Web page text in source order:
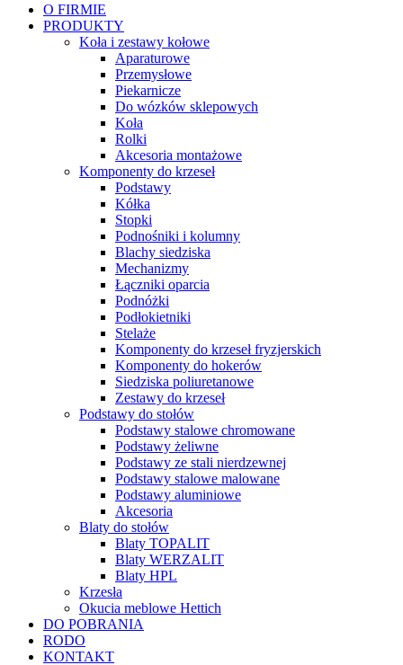
O FIRMIE
PRODUKTY
Koła i zestawy kołowe
Aparaturowe
Przemysłowe
Piekarnicze
Do wózków sklepowych
Koła
Rolki
Akcesoria montażowe
Komponenty do krzeseł
Podstawy
Kółka
Stopki
Podnośniki i kolumny
Blachy siedziska
Mechanizmy
Łączniki oparcia
Podnóżki
Podłokietniki
Stelaże
Komponenty do krzeseł fryzjerskich
Komponenty do hokerów
Siedziska poliuretanowe
Zestawy do krzeseł
Podstawy do stołów
Podstawy stalowe chromowane
Podstawy żeliwne
Podstawy ze stali nierdzewnej
Podstawy stalowe malowane
Podstawy aluminiowe
Akcesoria
Blaty do stołów
Blaty TOPALIT
Blaty WERZALIT
Blaty HPL
Krzesła
Okucia meblowe Hettich
DO POBRANIA
RODO
KONTAKT